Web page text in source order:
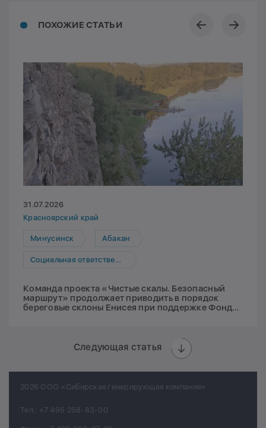
ПОХОЖИЕ СТАТЬИ
31.07.2026
Красноярский край
Минусинск Абакан
Социальная ответственность
Команда проекта «Чистые скалы. Безопасный
маршрут» продолжает приводить в порядок
береговые склоны Енисея при поддержке Фонда
Следующая статья
2026 ООО «Сибирская генерирующая компания»
Тел.: +7 495 258-83-00